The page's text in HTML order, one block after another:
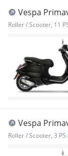
Vespa
Roller / Scooter, 11
Vespa
Roller / Scooter, 3